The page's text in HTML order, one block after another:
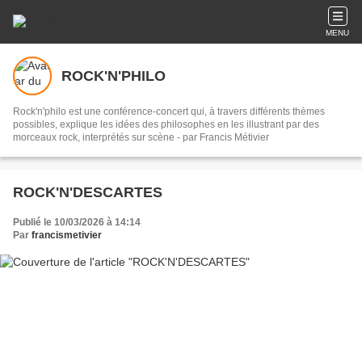
MENU
ROCK'N'PHILO
Rock'n'philo est une conférence-concert qui, à travers différents thèmes
possibles, explique les idées des philosophes en les illustrant par des
morceaux rock, interprétés sur scène - par Francis Métivier
ROCK'N'DESCARTES
Publié le 10/03/2026 à 14:14
Par francismetivier